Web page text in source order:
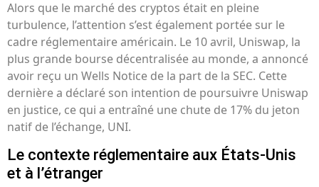
Alors que le marché des cryptos était en pleine
turbulence, l’attention s’est également portée sur le
cadre réglementaire américain. Le 10 avril, Uniswap, la
plus grande bourse décentralisée au monde, a annoncé
avoir reçu un Wells Notice de la part de la SEC. Cette
dernière a déclaré son intention de poursuivre Uniswap
en justice, ce qui a entraîné une chute de 17% du jeton
natif de l’échange, UNI.
Le contexte réglementaire aux États-Unis
et à l’étranger